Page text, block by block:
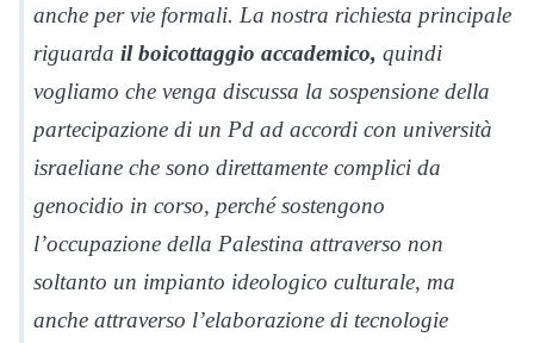
anche per vie formali. La nostra richiesta principale
riguarda il boicottaggio accademico, quindi
vogliamo che venga discussa la sospensione della
partecipazione di un Pd ad accordi con università
israeliane che sono direttamente complici da
genocidio in corso, perché sostengono
l’occupazione della Palestina attraverso non
soltanto un impianto ideologico culturale, ma
anche attraverso l’elaborazione di tecnologie